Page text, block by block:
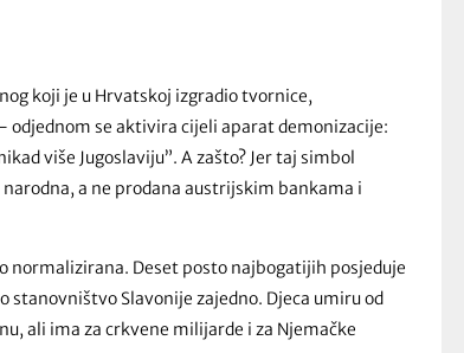
koji je u Hrvatskoj izgradio tvornice,
odjednom se aktivira cijeli aparat demonizacije:
više Jugoslaviju”. A zašto? Jer taj simbol
a ne prodana austrijskim bankama i
normalizirana. Deset posto najbogatijih posjeduje
Slavonije zajedno. Djeca umiru od
ali ima za crkvene milijarde i za Njemačke